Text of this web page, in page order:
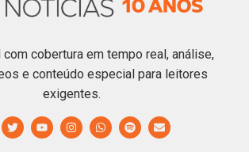
cobertura em tempo real, análise,
e conteúdo especial para leitores
exigentes.